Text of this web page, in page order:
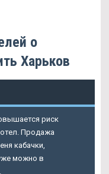
о
Харьков
риск
Продажа
кабачки,
можно в